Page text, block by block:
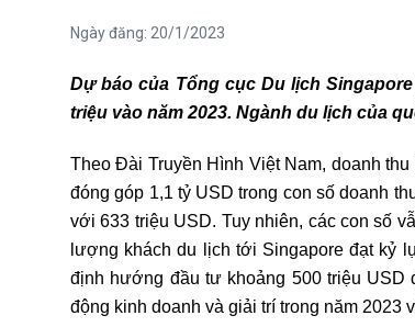
Ngày đăng: 20/1/2023
Dự báo của Tổng cục Du lịch
triệu vào năm 2023. Ngành du lịch của
Theo Đài Truyền Hình Việt Nam, doanh
đóng góp 1,1 tỷ USD trong con số doanh
với 633 triệu USD. Tuy nhiên, các con số
lượng khách du lịch tới Singapore đạt kỷ
định hướng đầu tư khoảng 500 triệu USD
động kinh doanh và giải trí trong năm 2023